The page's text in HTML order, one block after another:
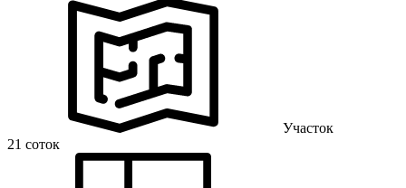
Участок
21 соток